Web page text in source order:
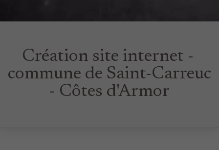
Création site internet -
commune de Saint-Carreuc
- Côtes d'Armor